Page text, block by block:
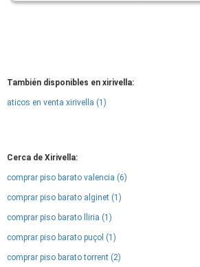
También disponibles en xirivella:
aticos en venta xirivella (1)
Cerca de Xirivella:
comprar piso barato valencia (6)
comprar piso barato alginet (1)
comprar piso barato lliria (1)
comprar piso barato puçol (1)
comprar piso barato torrent (2)